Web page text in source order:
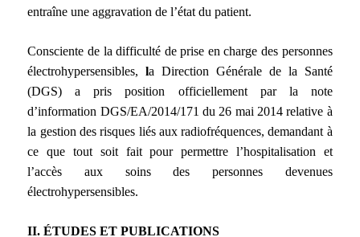
entraîne une aggravation de l’état du patient.
Consciente de la difficulté de prise en charge des personnes
électrohypersensibles, la Direction Générale de la Santé
(DGS) a pris position officiellement par la note
d’information DGS/EA/2014/171 du 26 mai 2014 relative à
la gestion des risques liés aux radiofréquences, demandant à
ce que tout soit fait pour permettre l’hospitalisation et
l’accès aux soins des personnes devenues
électrohypersensibles.
II. ÉTUDES ET PUBLICATIONS